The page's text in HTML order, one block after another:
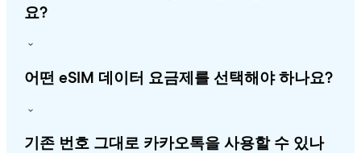
요?
어떤 eSIM 데이터 요금제를 선택해야 하나요?
기존 번호 그대로 카카오톡을 사용할 수 있나